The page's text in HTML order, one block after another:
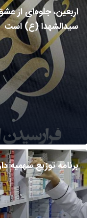
اربعین، جلوه‌ای از
سیدالشهدا (ع) است
برنامه توزیع سهمیه